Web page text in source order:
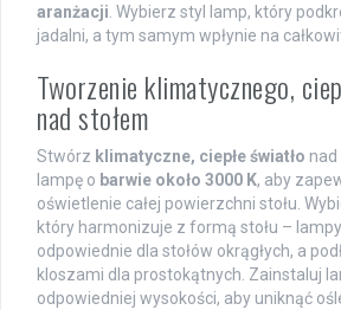
aranżacji . Wybierz styl lamp, który
jadalni, a tym samym wpłynie na
Tworzenie klimatycznego,
nad stołem
Stwórz klimatyczne, ciepłe światło nad
lampę o barwie około 3000 K, aby
oświetlenie całej powierzchni stołu.
który harmonizuje z formą stołu –
odpowiednie dla stołów okrągłych, a
kloszami dla prostokątnych. Zainstaluj
odpowiedniej wysokości, aby uniknąć